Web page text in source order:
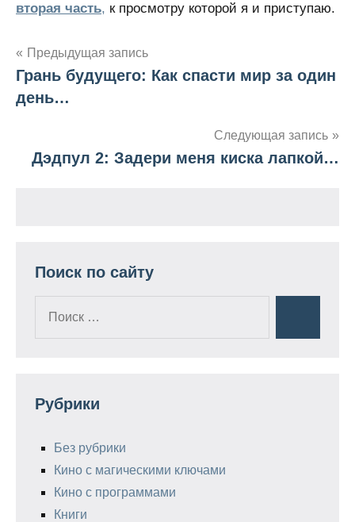
вторая часть, к просмотру которой я и приступаю.
Навигация
по
Предыдущая запись
Грань будущего: Как спасти мир за один
день…
Следующая запись
Дэдпул 2: Задери меня киска лапкой…
Поиск по сайту
Рубрики
Без рубрики
Кино с магическими ключами
Кино с программами
Книги